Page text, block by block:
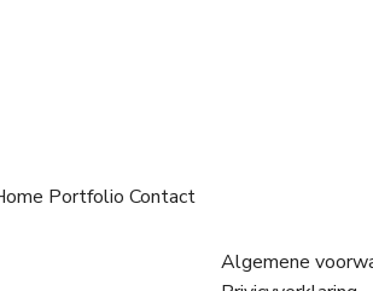
Portfolio Contact
Algemene